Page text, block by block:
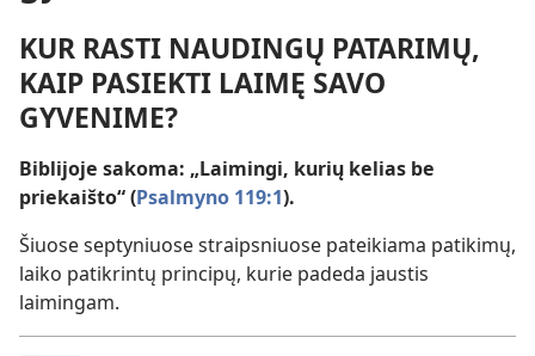
KUR RASTI NAUDINGŲ PATARIMŲ,
KAIP PASIEKTI LAIMĘ SAVO
GYVENIME?
Biblijoje sakoma: „Laimingi, kurių kelias be
priekaišto“ (Psalmyno 119:1).
Šiuose septyniuose straipsniuose pateikiama patikimų,
laiko patikrintų principų, kurie padeda jaustis
laimingam.